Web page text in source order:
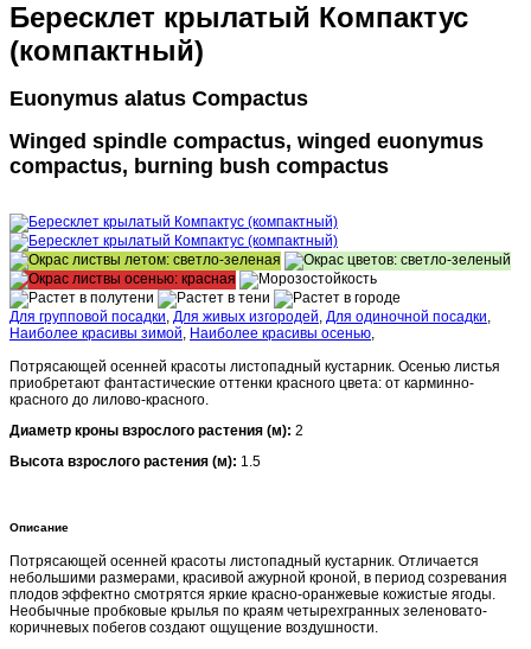
Бересклет крылатый Компактус
(компактный)
Euonymus alatus Compactus
Winged spindle compactus, winged euonymus
compactus, burning bush compactus
Для групповой посадки, Для живых изгородей, Для одиночной посадки,
Наиболее красивы зимой, Наиболее красивы осенью,
Потрясающей осенней красоты листопадный кустарник. Осенью листья
приобретают фантастические оттенки красного цвета: от карминно-
красного до лилово-красного.
Диаметр кроны взрослого растения (м): 2
Высота взрослого растения (м): 1.5
Описание
Потрясающей осенней красоты листопадный кустарник. Отличается
небольшими размерами, красивой ажурной кроной, в период созревания
плодов эффектно смотрятся яркие красно-оранжевые кожистые ягоды.
Необычные пробковые крылья по краям четырехгранных зеленовато-
коричневых побегов создают ощущение воздушности.